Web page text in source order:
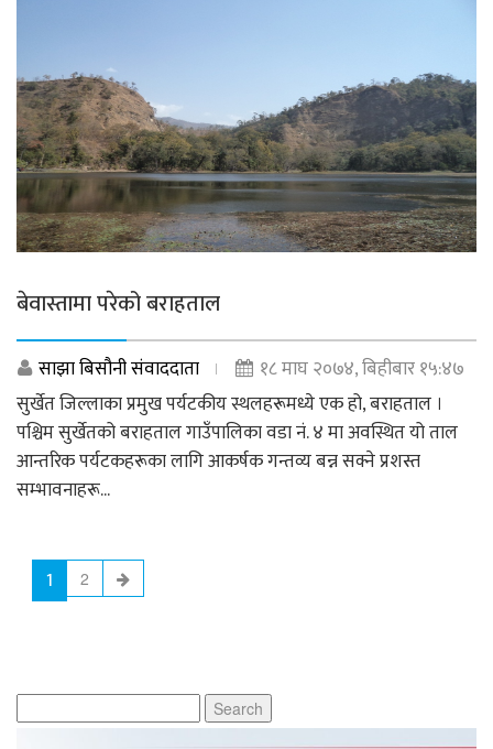
बेवास्तामा परेको बराहताल
साझा बिसौनी संवाददाता
१८ माघ २०७४, बिहीबार १५:४७
सुर्खेत जिल्लाका प्रमुख पर्यटकीय स्थलहरूमध्ये एक हो, बराहताल ।
पश्चिम सुर्खेतको बराहताल गाउँपालिका वडा नं. ४ मा अवस्थित यो ताल
आन्तरिक पर्यटकहरूका लागि आकर्षक गन्तव्य बन्न सक्ने प्रशस्त
सम्भावनाहरू...
1 2
for: